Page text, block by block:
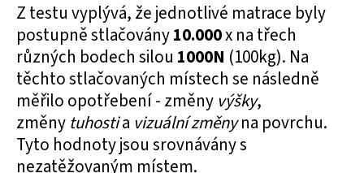
Z testu vyplývá, že jednotlivé matrace byly
postupně stlačovány10.000x na třech
různých bodech silou 1000N (100kg). Na
těchto stlačovaných místech se následně
měřilo opotřebení - změny výšky,
změny tuhostia vizuální změny na povrchu.
Tyto hodnoty jsou srovnávány s
nezatěžovaným místem.